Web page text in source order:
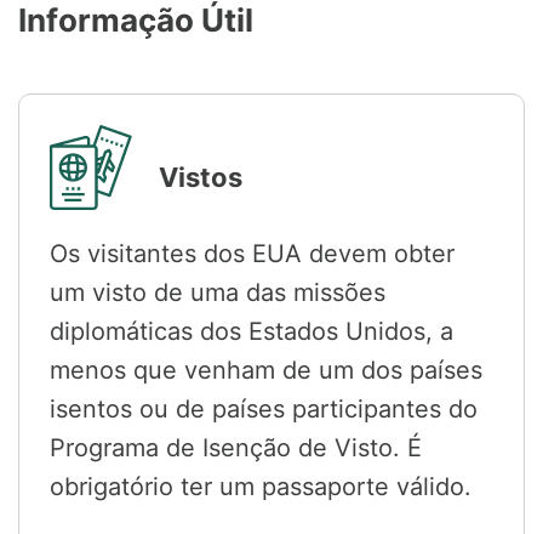
Informação Útil
Vistos
Os visitantes dos EUA devem obter
um visto de uma das missões
diplomáticas dos Estados Unidos, a
menos que venham de um dos países
isentos ou de países participantes do
Programa de Isenção de Visto. É
obrigatório ter um passaporte válido.